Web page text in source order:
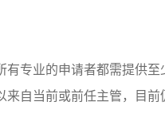
专业的申请者都需提供至
自当前或前任主管，目前